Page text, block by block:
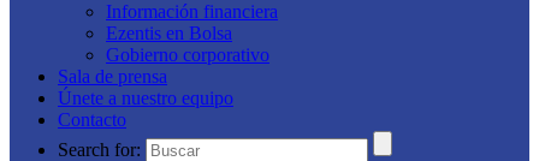
Información financiera
Ezentis en Bolsa
Gobierno corporativo
Sala de prensa
Únete a nuestro equipo
Contacto
Search for: